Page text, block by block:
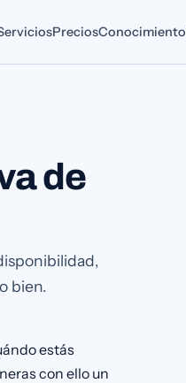
PreciosConocimiento
de
bien.
estás
con ello un